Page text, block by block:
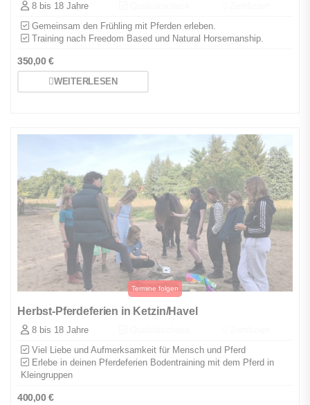
8 bis 18 Jahre
Gemeinsam den Frühling mit Pferden erleben.
Training nach Freedom Based und Natural Horsemanship.
350,00€
WEITERLESEN
Herbst-Pferdeferien in Ketzin/Havel
8 bis 18 Jahre
Viel Liebe und Aufmerksamkeit für Mensch und Pferd
Erlebe in deinen Pferdeferien Bodentraining mit dem Pferd in
Kleingruppen
400,00€